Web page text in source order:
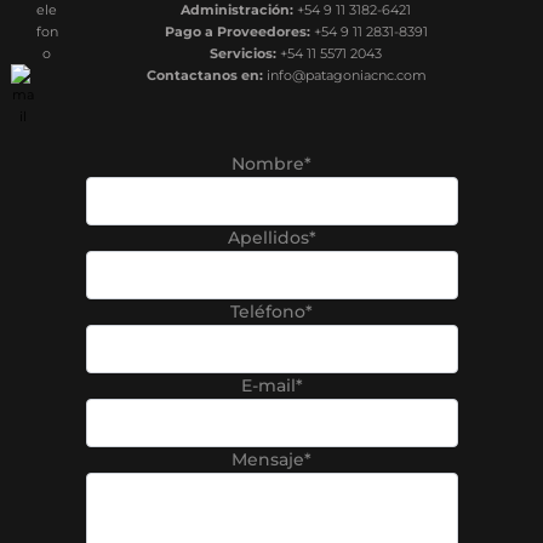
Administración: +54 9 11 3182-6421
Pago a Proveedores:+54 9 11 2831-8391
Servicios: +54 11 5571 2043
Contactanos en: info@patagoniacnc.com
Nombre*
Apellidos*
Teléfono*
E-mail*
Mensaje*